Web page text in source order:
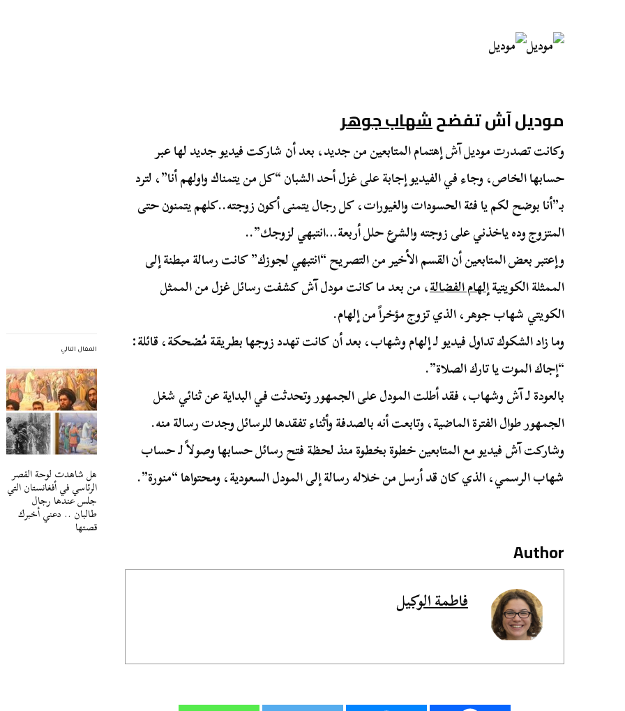
المقال التالي
هل شاهدت لوحة القصر
الرئاسي في أفغانستان التي
جلس عندها رجال
طالبان .. دعني أخبرك
قصتها
موديل آش تفضح ​شهاب جوهر
وكانت تصدرت موديل آش إهتمام المتابعين من جديد، بعد أن شاركت فيديو جديد لها عبر
حسابها الخاص، وجاء في الفيديو إجابة على غزل أحد الشبان “كل من يتمناك واولهم أنا”، لترد
بـ”أنا بوضح لكم يا فئة الحسودات والغيورات، كل رجال يتمنى أكون زوجته..كلهم يتمنون حتى
المتزوج وده ياخذني على زوجته والشرع حلل أربعة…انتبهي لزوجك”..
وإعتبر بعض المتابعين أن القسم الأخير من التصريح “انتبهي لجوزك” كانت رسالة مبطنة إلى
الممثلة الكويتية ​إلهام الفضالة​، من بعد ما كانت مودل آش كشفت رسائل غزل من الممثل
الكويتي شهاب جوهر، الذي تزوج مؤخراً من إلهام.
وما زاد الشكوك تداول فيديو لـ إلهام وشهاب، بعد أن كانت تهدد زوجها بطريقة مُضحكة، قائلة:
“إجاك الموت يا تارك الصلاة”.
بالعودة لـ آش وشهاب، فقد أطلت المودل على الجمهور وتحدثت في البداية عن ثنائي شغل
الجمهور طوال الفترة الماضية، وتابعت أنه بالصدفة وأثناء تفقدها للرسائل وجدت رسالة منه.
وشاركت آش فيديو مع المتابعين خطوة بخطوة منذ لحظة فتح رسائل حسابها وصولاً لـ حساب
شهاب الرسمي، الذي كان قد أرسل من خلاله رسالة إلى المودل السعودية، ومحتواها “منورة”.
Author
فاطمة الوكيل